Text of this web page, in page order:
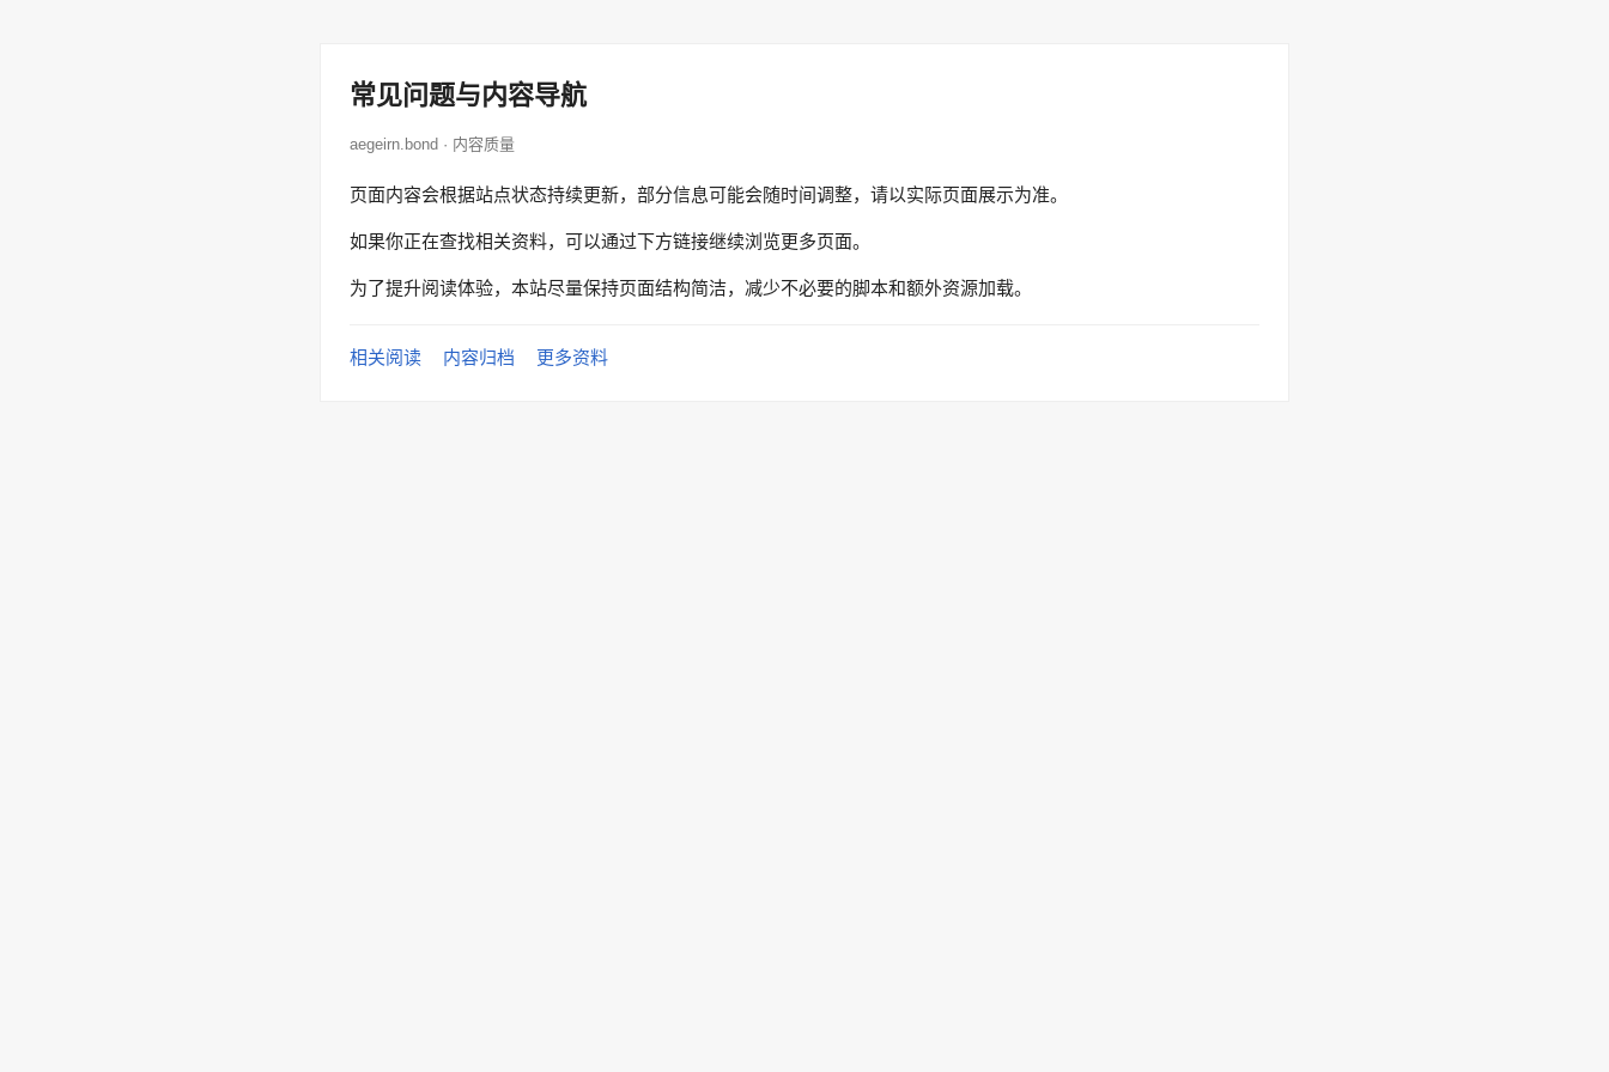
常见问题与内容导航
aegeirn.bond · 内容质量
页面内容会根据站点状态持续更新，部分信息可能会随时间调整，请以实际页面展示为准。
如果你正在查找相关资料，可以通过下方链接继续浏览更多页面。
为了提升阅读体验，本站尽量保持页面结构简洁，减少不必要的脚本和额外资源加载。
相关阅读 内容归档 更多资料